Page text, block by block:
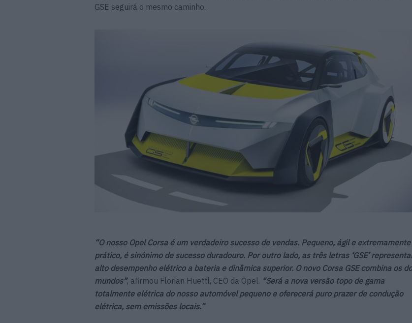
GSE seguirá o mesmo caminho.
“O nosso Opel Corsa é um verdadeiro sucesso de vendas. Pequeno, ágil e extremamente
prático, é sinónimo de sucesso duradouro. Por outro lado, as três letras ‘GSE’
alto desempenho elétrico a bateria e dinâmica superior. O novo Corsa GSE combina os
mundos”, afirmou Florian Huettl, CEO da Opel. “Será a nova versão topo de gama
totalmente elétrica do nosso automóvel pequeno e oferecerá puro prazer de condução
elétrica, sem emissões locais.”